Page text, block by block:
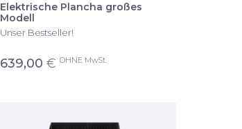
Elektrische Plancha großes
Modell
Unser Bestseller!
639,00 € OHNE MwSt.